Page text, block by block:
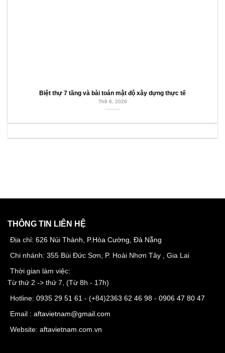
Biệt thự 7 tầng và bài toán mật độ xây dựng thực tế
Th8 6, 2026
THÔNG TIN LIÊN HỆ
Địa chỉ: 626 Núi Thành, P.Hòa Cường, Đà Nẵng
Chi nhánh: 355 Bùi Đức Sơn, P. Hoài Nhơn Tây , Gia Lai
Thời gian làm việc:
Từ thứ 2 -> thứ 7, (Từ 8h - 17h)
Hotline: 0935 29 51 61 - (+84)2363 62 46 98 - 0906 47 80 47
Email : aftavietnam@gmail.com
Website: aftavietnam.com.vn